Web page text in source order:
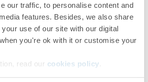
our traffic, to personalise content and
features. Besides, we also share
use of our site with our digital
you're ok with it or customise your
read our cookies policy
duda?